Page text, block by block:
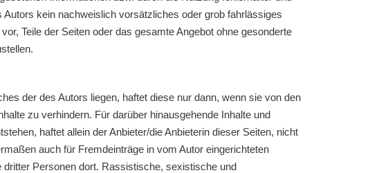
kein nachweislich vorsätzliches oder grob fahrlässiges
Teile der Seiten oder das gesamte Angebot ohne gesonderte
der des Autors liegen, haftet diese nur dann, wenn sie von den
zu verhindern. Für darüber hinausgehende Inhalte und
haftet allein der Anbieter/die Anbieterin dieser Seiten, nicht
auch für Fremdeinträge in vom Autor eingerichteten
Personen dort. Rassistische, sexistische und